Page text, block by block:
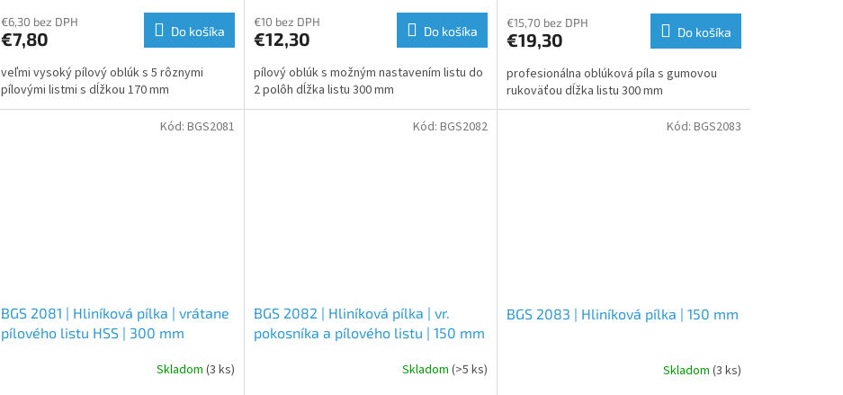
€6,30 bez DPH
€7,80 Do košíka
veľmi vysoký pílový oblúk s 5 rôznymi
pílovými listmi s dĺžkou 170 mm
€10 bez DPH
€12,30 Do košíka
pílový oblúk s možným nastavením listu do
2 polôh dĺžka listu 300 mm
€15,70 bez DPH
€19,30 Do košíka
profesionálna oblúková píla s gumovou
rukoväťou dĺžka listu 300 mm
BGS 2081 | Hliníková pílka | vrátane
pílového listu HSS | 300 mm
Skladom (3 ks)
Kód: BGS2081
BGS 2082 | Hliníková pílka | vr.
pokosníka a pílového listu | 150 mm
Skladom (>5 ks)
Kód: BGS2082
BGS 2083 | Hliníková pílka | 150 mm
Skladom (3 ks)
Kód: BGS2083